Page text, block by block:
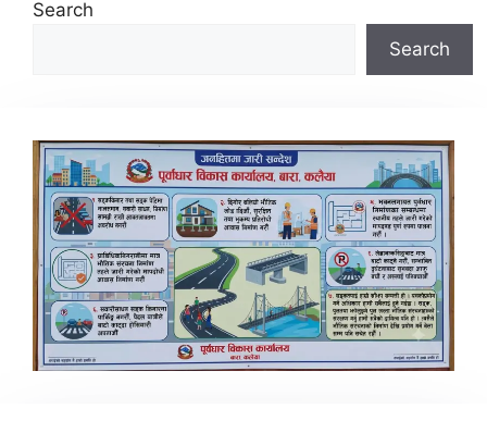
Search
Search